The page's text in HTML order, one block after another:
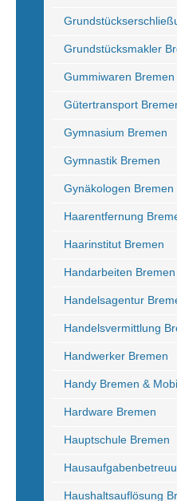
Grundstücksmakler
Gummiwaren Bremen
Gütertransport
Gymnasium Bremen
Gymnastik Bremen
Gynäkologen Bremen
Haarentfernung
Haarinstitut Bremen
Handarbeiten Bremen
Handelsagentur
Handelsvermittlung
Handwerker Bremen
Handy Bremen &
Hardware Bremen
Hauptschule Bremen
Haushaltsauflösung